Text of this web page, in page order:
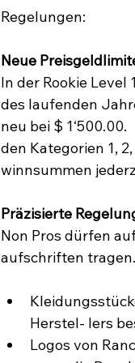
Regelungen:
In der Rookie
des laufenden
neu bei $
den Kategorien 1,
winnsummen
Non Pros dürfen
Herstel- lers
Logos von